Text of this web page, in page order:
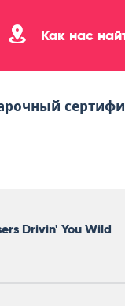
Как нас
Drivin' You Wild